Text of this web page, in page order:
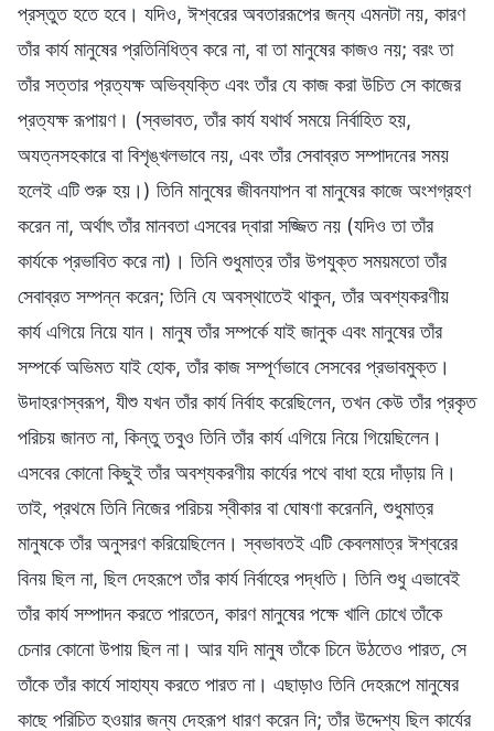
প্রস্তুত হতে হবে। যদিও, ঈশ্বরের অবতাররূপের জন্য এমনটা নয়, কারণ
তাঁর কার্য মানুষের প্রতিনিধিত্ব করে না, বা তা মানুষের কাজও নয়; বরং তা
তাঁর সত্তার প্রত্যক্ষ অভিব্যক্তি এবং তাঁর যে কাজ করা উচিত সে কাজের
প্রত্যক্ষ রূপায়ণ। (স্বভাবত, তাঁর কার্য যথার্থ সময়ে নির্বাহিত হয়,
অযত্নসহকারে বা বিশৃঙ্খলভাবে নয়, এবং তাঁর সেবাব্রত সম্পাদনের সময়
হলেই এটি শুরু হয়।) তিনি মানুষের জীবনযাপন বা মানুষের কাজে অংশগ্রহণ
করেন না, অর্থাৎ তাঁর মানবতা এসবের দ্বারা সজ্জিত নয় (যদিও তা তাঁর
কার্যকে প্রভাবিত করে না)। তিনি শুধুমাত্র তাঁর উপযুক্ত সময়মতো তাঁর
সেবাব্রত সম্পন্ন করেন; তিনি যে অবস্থাতেই থাকুন, তাঁর অবশ্যকরণীয়
কার্য এগিয়ে নিয়ে যান। মানুষ তাঁর সম্পর্কে যাই জানুক এবং মানুষের তাঁর
সম্পর্কে অভিমত যাই হোক, তাঁর কাজ সম্পূর্ণভাবে সেসবের প্রভাবমুক্ত।
উদাহরণস্বরূপ, যীশু যখন তাঁর কার্য নির্বাহ করেছিলেন, তখন কেউ তাঁর প্রকৃত
পরিচয় জানত না, কিন্তু তবুও তিনি তাঁর কার্য এগিয়ে নিয়ে গিয়েছিলেন।
এসবের কোনো কিছুই তাঁর অবশ্যকরণীয় কার্যের পথে বাধা হয়ে দাঁড়ায় নি।
তাই, প্রথমে তিনি নিজের পরিচয় স্বীকার বা ঘোষণা করেননি, শুধুমাত্র
মানুষকে তাঁর অনুসরণ করিয়েছিলেন। স্বভাবতই এটি কেবলমাত্র ঈশ্বরের
বিনয় ছিল না, ছিল দেহরূপে তাঁর কার্য নির্বাহের পদ্ধতি। তিনি শুধু এভাবেই
তাঁর কার্য সম্পাদন করতে পারতেন, কারণ মানুষের পক্ষে খালি চোখে তাঁকে
চেনার কোনো উপায় ছিল না। আর যদি মানুষ তাঁকে চিনে উঠতেও পারত, সে
তাঁকে তাঁর কার্যে সাহায্য করতে পারত না। এছাড়াও তিনি দেহরূপে মানুষের
কাছে পরিচিত হওয়ার জন্য দেহরূপ ধারণ করেন নি; তাঁর উদ্দেশ্য ছিল কার্যের